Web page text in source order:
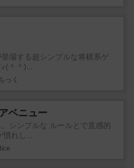
場する超シンプルな将棋系ゲ
＾＾)...
っく
ベニュー
シンプルな ルールとで直感的
れし...